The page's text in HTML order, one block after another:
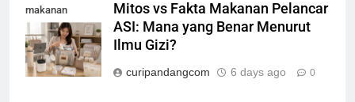
makanan
pelancar asi
Mitos vs Fakta Makanan Pelancar
ASI: Mana yang Benar Menurut
Ilmu Gizi?
curipandangcom 6 days ago 0